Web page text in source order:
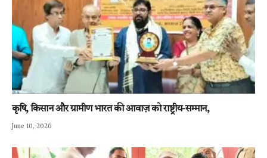
कृषि, किसान और ग्रामीण भारत की आवाज़ को राष्ट्रीय-सम्मान,
June 10, 2026